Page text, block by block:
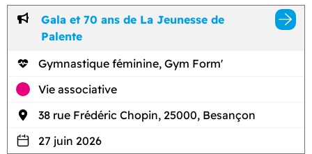
Gala et 70 ans de La Jeunesse de
Palente
Gymnastique féminine, Gym Form'
Vie associative
38 rue Frédéric Chopin, 25000, Besançon
27 juin 2026